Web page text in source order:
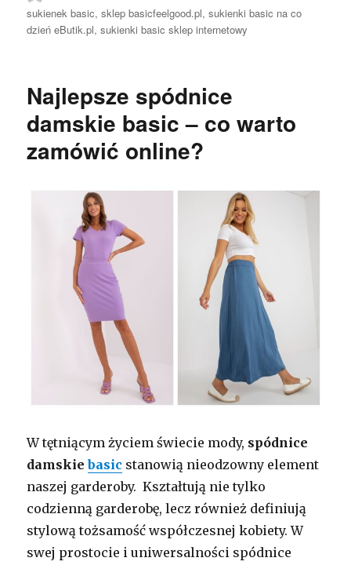
sukienek basic,sklep basicfeelgood.pl,sukienki basic na co
dzień eButik.pl,sukienki basic sklep internetowy
Najlepsze spódnice
damskie basic – co warto
zamówić online?
W tętniącym życiem świecie mody, spódnice
damskiebasic stanowią nieodzowny element
naszej garderoby. Kształtują nie tylko
codzienną garderobę, lecz również definiują
stylową tożsamość współczesnej kobiety. W
swej prostocie i uniwersalności spódnice